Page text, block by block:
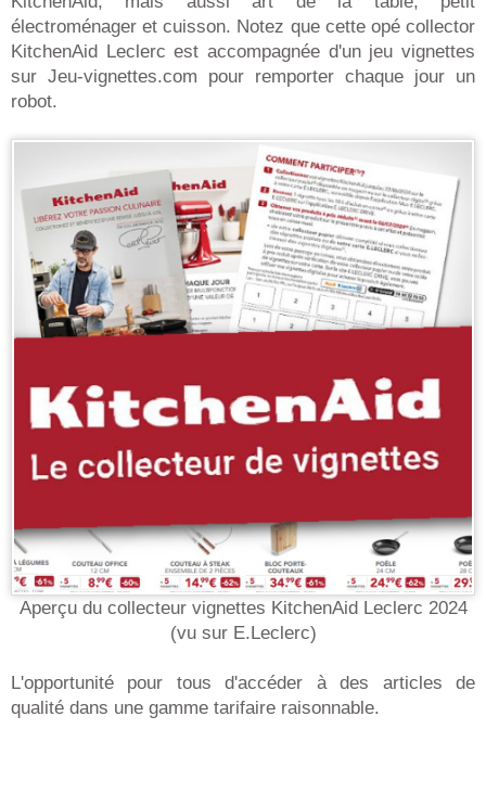
électroménager et cuisson. Notez que cette opé collector
KitchenAid Leclerc est accompagnée d'un jeu vignettes
sur Jeu-vignettes.com pour remporter chaque jour un
robot.
Aperçu du collecteur vignettes KitchenAid Leclerc 2024
(vu sur E.Leclerc)
L'opportunité pour tous d'accéder à des articles de
qualité dans une gamme tarifaire raisonnable.